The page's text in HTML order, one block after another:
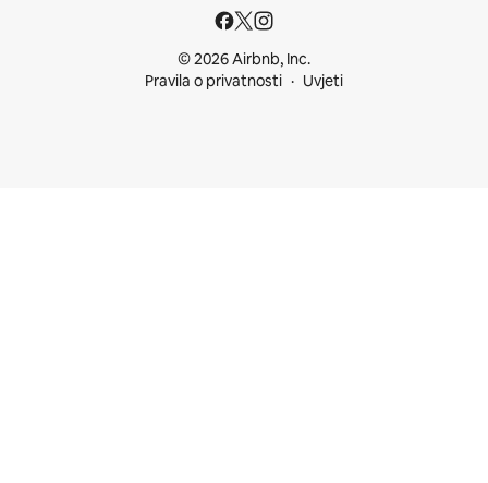
© 2026 Airbnb, Inc.
Pravila o privatnosti
Uvjeti